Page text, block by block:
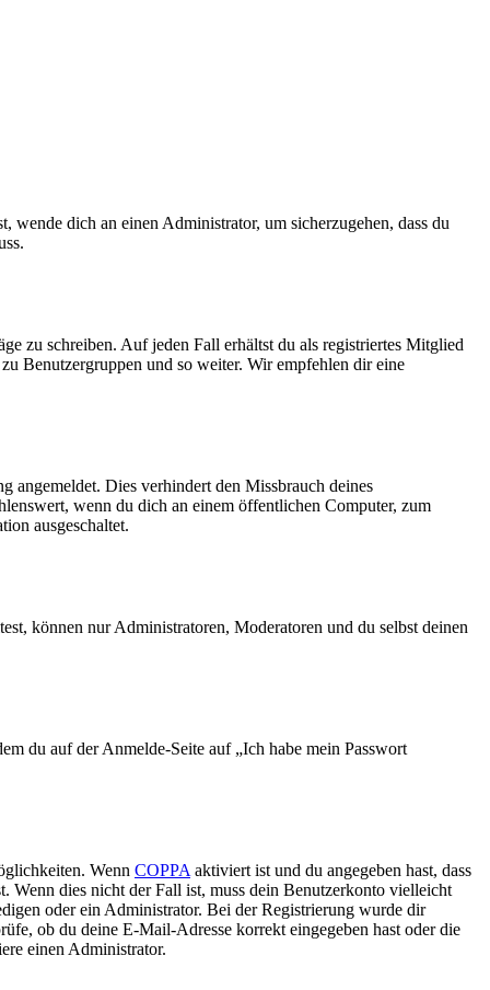
dich an einen Administrator, um sicherzugehen, dass du
zu schreiben. Auf jeden Fall erhältst du als registriertes Mitglied
Benutzergruppen und so weiter. Wir empfehlen dir eine
angemeldet. Dies verhindert den Missbrauch deines
wenn du dich an einem öffentlichen Computer, zum
ausgeschaltet.
können nur Administratoren, Moderatoren und du selbst deinen
du auf der Anmelde-Seite auf „Ich habe mein Passwort
Wenn COPPA aktiviert ist und du angegeben hast, dass
Wenn dies nicht der Fall ist, muss dein Benutzerkonto vielleicht
oder ein Administrator. Bei der Registrierung wurde dir
ob du deine E-Mail-Adresse korrekt eingegeben hast oder die
einen Administrator.